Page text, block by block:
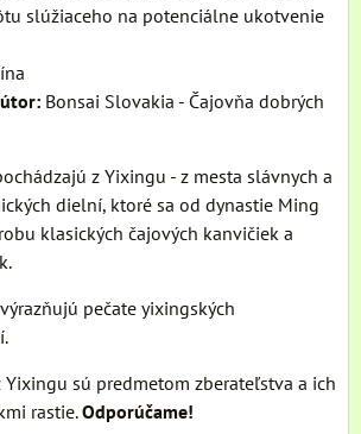
slúžiaceho na potenciálne ukotvenie
Bonsai Slovakia - Čajovňa dobrých
z Yixingu - z mesta slávnych a
dielní, ktoré sa od dynastie Ming
klasických čajových kanvičiek a
pečate yixingských
Yixingu sú predmetom zberateľstva a ich
rastie.Odporúčame!